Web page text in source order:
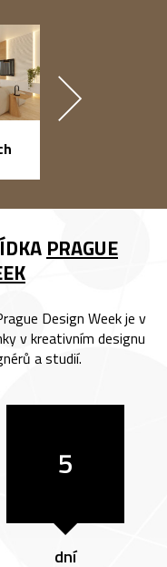
PRAGUE
Design Week je v
v kreativním designu
a studií.
5
dní